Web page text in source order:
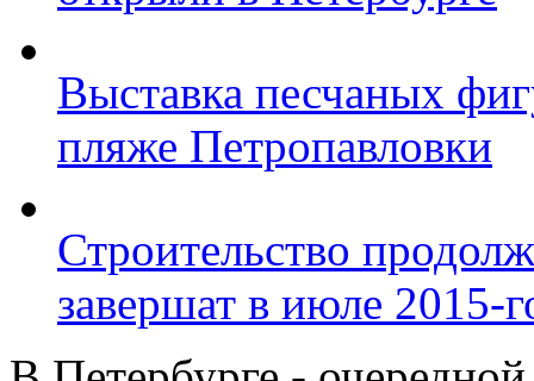
Выставка песчаных
пляже Петропавловки
Строительство
завершат в июле 2015-